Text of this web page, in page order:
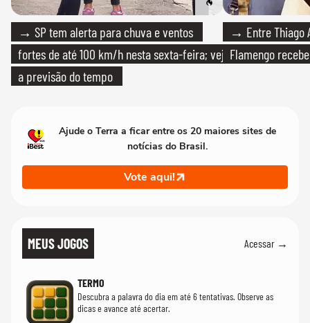
→ SP tem alerta para chuva e ventos
fortes de até 100 km/h nesta sexta-feira; veja
a previsão do tempo
→ Entre Thiago
Flamengo
Ajude o Terra a ficar entre os 20 maiores sites de
notícias do Brasil.
Vote aqui!
MEUS JOGOS Acessar →
TERMO
Descubra a palavra do dia em até 6 tentativas. Observe as
dicas e avance até acertar.